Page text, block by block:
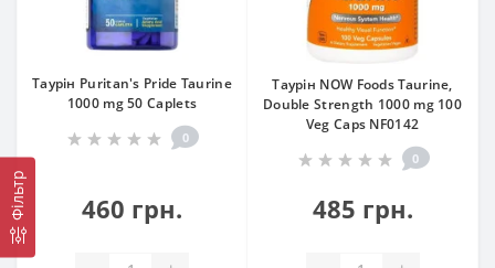
Фільтр
Таурін Puritan's Pride Taurine
1000 mg 50 Caplets
0
460 грн.
Таурін NOW Foods Taurine,
Double Strength 1000 mg 100
Veg Caps NF0142
0
485 грн.